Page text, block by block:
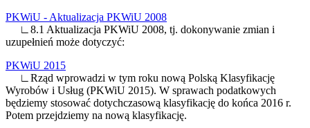
PKWiU - Aktualizacja PKWiU 2008
∟8.1 Aktualizacja PKWiU 2008, tj. dokonywanie zmian i
uzupełnień może dotyczyć:
PKWiU 2015
∟Rząd wprowadzi w tym roku nową Polską Klasyfikację
Wyrobów i Usług (PKWiU 2015). W sprawach podatkowych
będziemy stosować dotychczasową klasyfikację do końca 2016 r.
Potem przejdziemy na nową klasyfikację.